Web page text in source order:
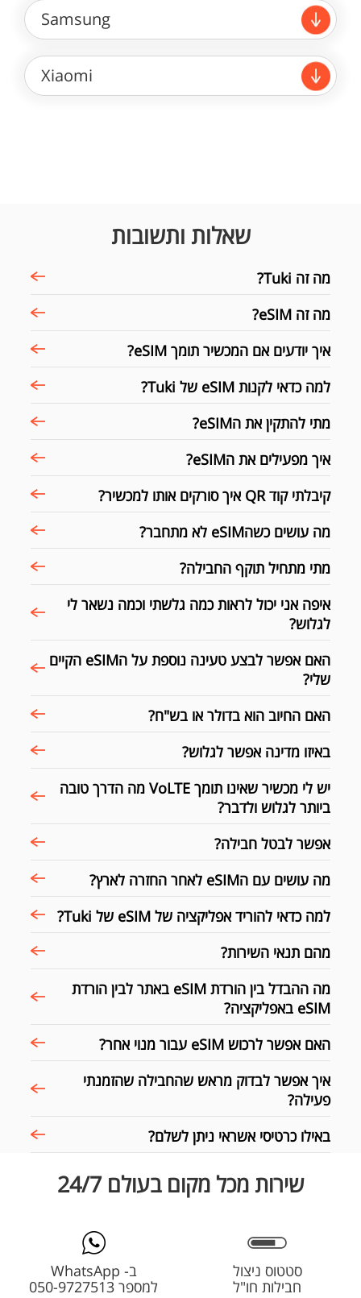
Samsung
Xiaomi
שאלות ותשובות
מה זה Tuki?
מה זה eSIM?
איך יודעים אם המכשיר תומך eSIM?
למה כדאי לקנות eSIM של Tuki?
מתי להתקין את הeSIM?
איך מפעילים את הeSIM?
קיבלתי קוד QR איך סורקים אותו למכשיר?
מה עושים כשהeSIM לא מתחבר?
מתי מתחיל תוקף החבילה?
איפה אני יכול לראות כמה גלשתי וכמה נשאר לי
לגלוש?
האם אפשר לבצע טעינה נוספת על הeSIM הקיים
שלי?
האם החיוב הוא בדולר או בש"ח?
באיזו מדינה אפשר לגלוש?
יש לי מכשיר שאינו תומך VoLTE מה הדרך טובה
ביותר לגלוש ולדבר?
אפשר לבטל חבילה?
מה עושים עם הeSIM לאחר החזרה לארץ?
למה כדאי להוריד אפליקציה של eSIM של Tuki?
מהם תנאי השירות?
מה ההבדל בין הורדת eSIM באתר לבין הורדת
eSIM באפליקציה?
האם אפשר לרכוש eSIM עבור מנוי אחר?
איך אפשר לבדוק מראש שהחבילה שהזמנתי
פעילה?
באילו כרטיסי אשראי ניתן לשלם?
שירות מכל מקום בעולם 24/7
סטטוס ניצול
חבילות חו"ל
ב- WhatsApp
למספר 050-9727513